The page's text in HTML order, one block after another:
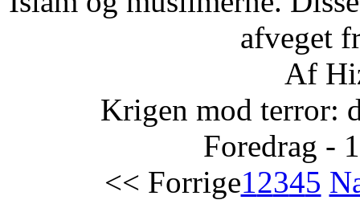
afveget
Af
Krigen mod terror:
Foredrag -
<< Forrige12345